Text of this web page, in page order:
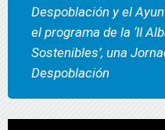
Despoblación y el
el programa de la ‘II
Sostenibles’, una
Despoblación